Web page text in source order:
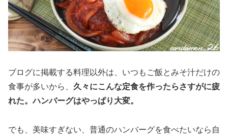
ブログに掲載する料理以外は、いつもご飯とみそ汁だけの
食事が多いから、 久々にこんな定食を作ったらさすがに疲
れた。ハンバーグはやっぱり大変。
でも、美味すぎない、普通のハンバーグを食べたいなら自